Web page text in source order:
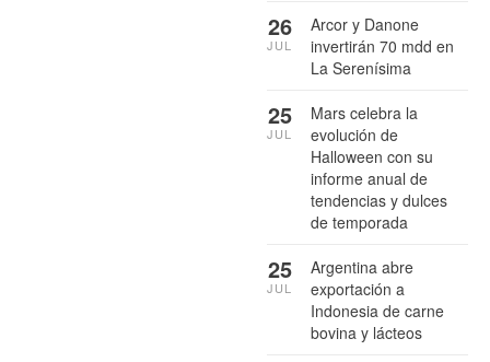
Arcor y Danone
invertirán 70 mdd en
La Serenísima
26
JUL
Mars celebra la
evolución de
Halloween con su
informe anual de
tendencias y dulces
de temporada
25
JUL
Argentina abre
exportación a
Indonesia de carne
bovina y lácteos
25
JUL